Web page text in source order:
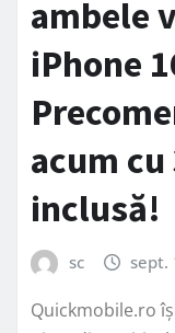
ambele
iPhone
acum
inclusă!
sc sept.
Quickmobile.ro